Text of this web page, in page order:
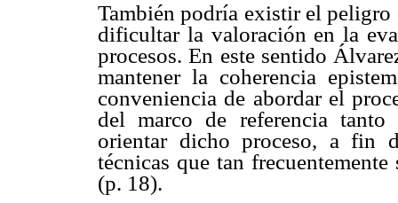
También podría existir el peligro
dificultar la valoración en la
procesos. En este sentido
mantener la coherencia
conveniencia de abordar el
del marco de referencia
orientar dicho proceso, a fin
técnicas que tan
(p. 18).